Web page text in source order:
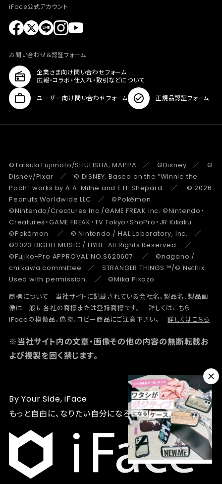
iFace公式アカウント
お問い合わせ&認証フォーム
企業さま向け問い合わせフォーム
広報・コラボ・仕入れ・取引などについて
ユーザー向け問い合わせフォーム 正規品認証フォーム
©Tatsuki Fujimoto/SHUEISHA, MAPPA ／ ©Disney ／ ©
Disney/Pixar ／ © DISNEY. Based on the “Winnie the
Pooh” works by A.A. Milne and E.H. Shepard. ／ © 2026
Peanuts Worldwide LLC ／ ©Pokémon.
©Nintendo/Creatures Inc./GAME FREAK inc. ©Nintendo・
Creatures・GAME FREAK・TV Tokyo・ShoPro・JR Kikaku
©Pokémon ／ © Nintendo / HAL Laboratory, Inc. ／
©2023 BIGHIT MUSIC / HYBE. All Rights Reserved. ／
©Fujiko-Pro APPROVAL NO.S620607 ／ ©nagano /
chiikawa committee ／ STRANGER THINGS ™/© Netflix.
Used with permission. ／ ©Mika Pikazo
商標について 当社サイトに記載されている会社名、製品名、製品画
像は一般に各社の商標または登録商標です。
詳しくはこちら
iFaceの模倣品、偽物、コピー商品にご注意下さい。
詳しくはこちら
※当社サイト内の文章・画像その他の内容の無断転載お
よび複製を固く禁じます。
By Your Side, iFace
もっと自由に、なりたい自分になろう